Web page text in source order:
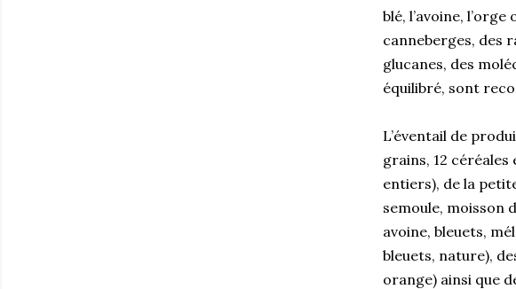
blé, l’avoine,
canneberges, des
glucanes, des
équilibré, sont
L’éventail de
grains, 12
entiers), de la
semoule, moisson
avoine, bleuets,
bleuets, nature),
orange) ainsi que